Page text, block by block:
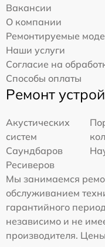
Вакансии
О компании
Ремонтируемые
Наши услуги
Согласие на
Способы оплаты
Ремонт
Акустических
систем
Саундбаров
Ресиверов
Мы занимаемся
обслуживанием
гарантийного
независимо и не
производителя.